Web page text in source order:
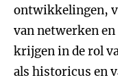
ontwikkelingen,
van netwerken
krijgen in de rol
als historicus en